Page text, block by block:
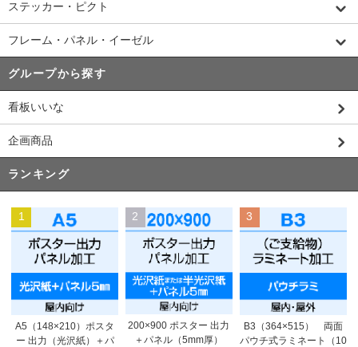
ステッカー・ピクト
フレーム・パネル・イーゼル
グループから探す
看板いいな
企画商品
ランキング
1
A5（148×210）ポスタ
ー 出力（光沢紙）＋パ
2
200×900 ポスター 出力
＋パネル（5mm厚）
3
B3（364×515） 両面
パウチ式ラミネート（10